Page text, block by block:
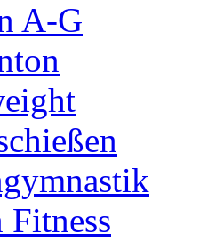
A-G
Fitness